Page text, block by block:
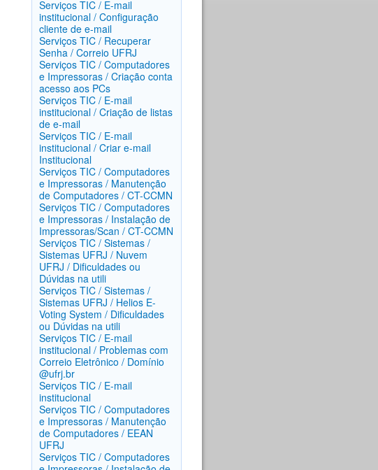
Serviços TIC / E-mail
institucional / Configuração
cliente de e-mail
Serviços TIC / Recuperar
Senha / Correio UFRJ
Serviços TIC / Computadores
e Impressoras / Criação conta
acesso aos PCs
Serviços TIC / E-mail
institucional / Criação de listas
de e-mail
Serviços TIC / E-mail
institucional / Criar e-mail
Institucional
Serviços TIC / Computadores
e Impressoras / Manutenção
de Computadores / CT-CCMN
Serviços TIC / Computadores
e Impressoras / Instalação de
Impressoras/Scan / CT-CCMN
Serviços TIC / Sistemas /
Sistemas UFRJ / Nuvem
UFRJ / Dificuldades ou
Dúvidas na utili
Serviços TIC / Sistemas /
Sistemas UFRJ / Helios E-
Voting System / Dificuldades
ou Dúvidas na utili
Serviços TIC / E-mail
institucional / Problemas com
Correio Eletrônico / Domínio
@ufrj.br
Serviços TIC / E-mail
institucional
Serviços TIC / Computadores
e Impressoras / Manutenção
de Computadores / EEAN
UFRJ
Serviços TIC / Computadores